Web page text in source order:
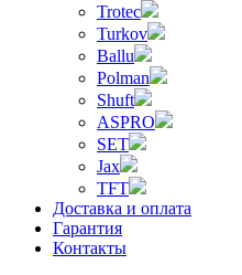
Trotec
Turkov
Ballu
Polman
Shuft
ASPRO
SET
Jax
TFT
Доставка и оплата
Гарантия
Контакты